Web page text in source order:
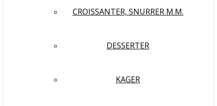
CROISSANTER, SNURRER M.M.
DESSERTER
KAGER